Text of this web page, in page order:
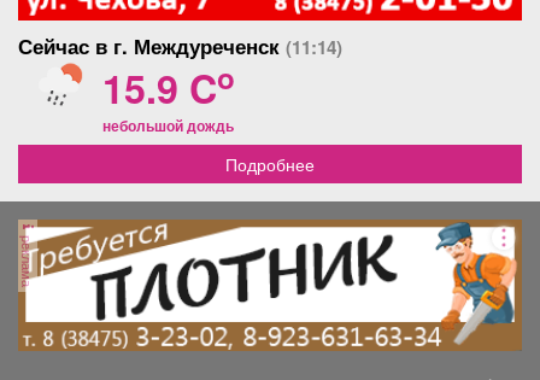
Сейчас в г. Междуреченск (11:14)
15.9 Co
небольшой дождь
Подробнее
реклама